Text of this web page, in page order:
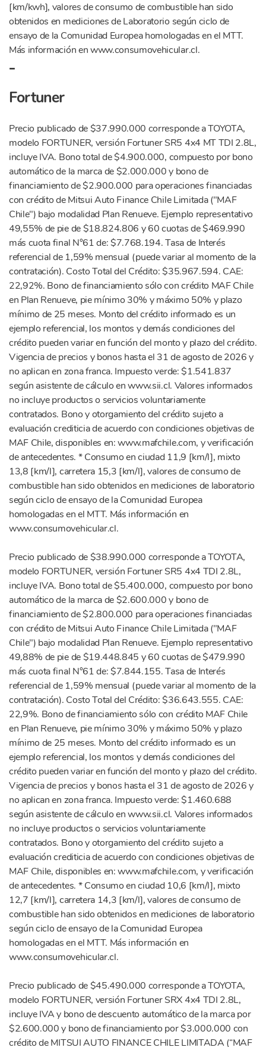
[km/kwh], valores de consumo de combustible han sido
obtenidos en mediciones de Laboratorio según ciclo de
ensayo de la Comunidad Europea homologadas en el MTT.
Más información en www.consumovehicular.cl.
-
Fortuner
Precio publicado de $37.990.000 corresponde a TOYOTA,
modelo FORTUNER, versión Fortuner SR5 4x4 MT TDI 2.8L,
incluye IVA. Bono total de $4.900.000, compuesto por bono
automático de la marca de $2.000.000 y bono de
financiamiento de $2.900.000 para operaciones financiadas
con crédito de Mitsui Auto Finance Chile Limitada ("MAF
Chile") bajo modalidad Plan Renueve. Ejemplo representativo
49,55% de pie de $18.824.806 y 60 cuotas de $469.990
más cuota final N°61 de: $7.768.194. Tasa de Interés
referencial de 1,59% mensual (puede variar al momento de la
contratación). Costo Total del Crédito: $35.967.594. CAE:
22,92%. Bono de financiamiento sólo con crédito MAF Chile
en Plan Renueve, pie mínimo 30% y máximo 50% y plazo
mínimo de 25 meses. Monto del crédito informado es un
ejemplo referencial, los montos y demás condiciones del
crédito pueden variar en función del monto y plazo del crédito.
Vigencia de precios y bonos hasta el 31 de agosto de 2026 y
no aplican en zona franca. Impuesto verde: $1.541.837
según asistente de cálculo en www.sii.cl. Valores informados
no incluye productos o servicios voluntariamente
contratados. Bono y otorgamiento del crédito sujeto a
evaluación crediticia de acuerdo con condiciones objetivas de
MAF Chile, disponibles en: www.mafchile.com, y verificación
de antecedentes. * Consumo en ciudad 11,9 [km/l], mixto
13,8 [km/l], carretera 15,3 [km/l], valores de consumo de
combustible han sido obtenidos en mediciones de laboratorio
según ciclo de ensayo de la Comunidad Europea
homologadas en el MTT. Más información en
www.consumovehicular.cl.
Precio publicado de $38.990.000 corresponde a TOYOTA,
modelo FORTUNER, versión Fortuner SR5 4x4 TDI 2.8L,
incluye IVA. Bono total de $5.400.000, compuesto por bono
automático de la marca de $2.600.000 y bono de
financiamiento de $2.800.000 para operaciones financiadas
con crédito de Mitsui Auto Finance Chile Limitada ("MAF
Chile") bajo modalidad Plan Renueve. Ejemplo representativo
49,88% de pie de $19.448.845 y 60 cuotas de $479.990
más cuota final N°61 de: $7.844.155. Tasa de Interés
referencial de 1,59% mensual (puede variar al momento de la
contratación). Costo Total del Crédito: $36.643.555. CAE:
22,9%. Bono de financiamiento sólo con crédito MAF Chile
en Plan Renueve, pie mínimo 30% y máximo 50% y plazo
mínimo de 25 meses. Monto del crédito informado es un
ejemplo referencial, los montos y demás condiciones del
crédito pueden variar en función del monto y plazo del crédito.
Vigencia de precios y bonos hasta el 31 de agosto de 2026 y
no aplican en zona franca. Impuesto verde: $1.460.688
según asistente de cálculo en www.sii.cl. Valores informados
no incluye productos o servicios voluntariamente
contratados. Bono y otorgamiento del crédito sujeto a
evaluación crediticia de acuerdo con condiciones objetivas de
MAF Chile, disponibles en: www.mafchile.com, y verificación
de antecedentes. * Consumo en ciudad 10,6 [km/l], mixto
12,7 [km/l], carretera 14,3 [km/l], valores de consumo de
combustible han sido obtenidos en mediciones de laboratorio
según ciclo de ensayo de la Comunidad Europea
homologadas en el MTT. Más información en
www.consumovehicular.cl.
Precio publicado de $45.490.000 corresponde a TOYOTA,
modelo FORTUNER, versión Fortuner SRX 4x4 TDI 2.8L,
incluye IVA y bono de descuento automático de la marca por
$2.600.000 y bono de financiamiento por $3.000.000 con
crédito de MITSUI AUTO FINANCE CHILE LIMITADA (“MAF